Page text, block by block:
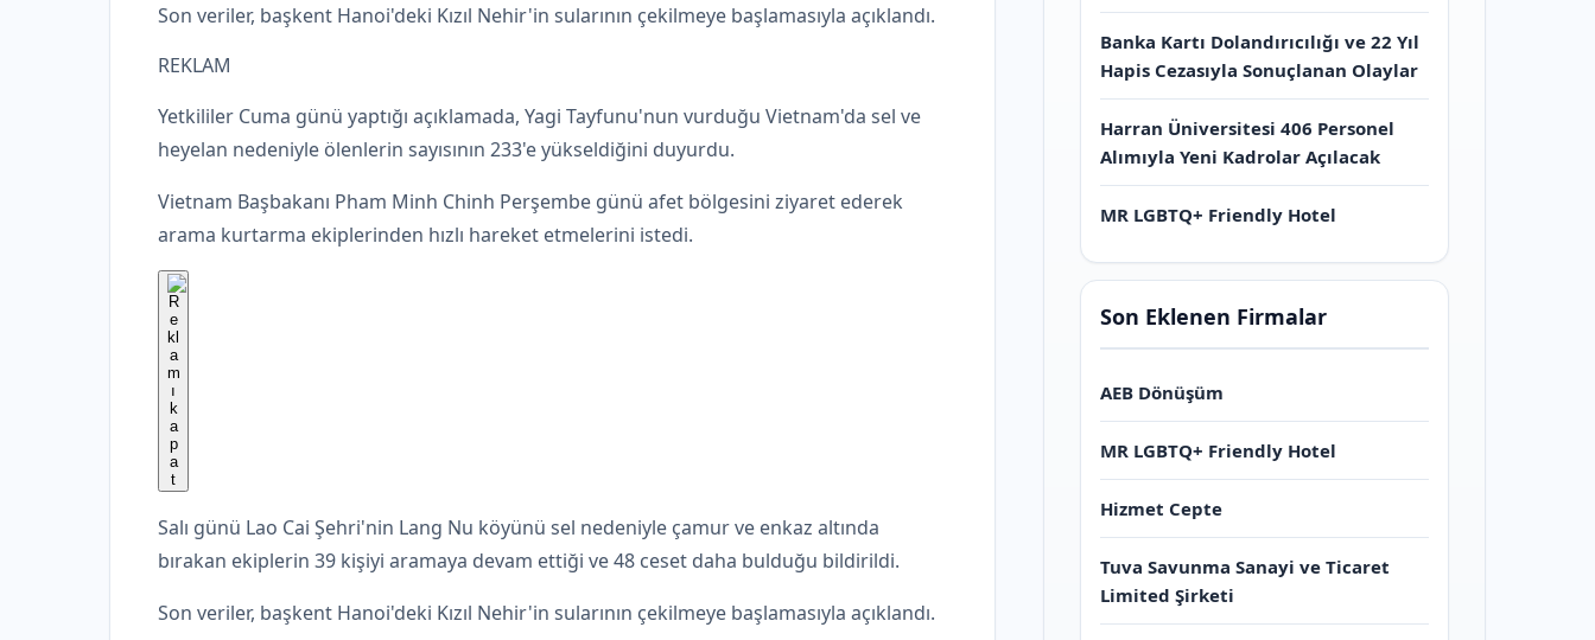
Son veriler, başkent Hanoi'deki Kızıl Nehir'in sularının çekilmeye başlamasıyla açıklandı.
REKLAM
Yetkililer Cuma günü yaptığı açıklamada, Yagi Tayfunu'nun vurduğu Vietnam'da sel ve
heyelan nedeniyle ölenlerin sayısının 233'e yükseldiğini duyurdu.
Vietnam Başbakanı Pham Minh Chinh Perşembe günü afet bölgesini ziyaret ederek
arama kurtarma ekiplerinden hızlı hareket etmelerini istedi.
Salı günü Lao Cai Şehri'nin Lang Nu köyünü sel nedeniyle çamur ve enkaz altında
bırakan ekiplerin 39 kişiyi aramaya devam ettiği ve 48 ceset daha bulduğu bildirildi.
Son veriler, başkent Hanoi'deki Kızıl Nehir'in sularının çekilmeye başlamasıyla açıklandı.
Banka Kartı Dolandırıcılığı ve 22 Yıl
Hapis Cezasıyla Sonuçlanan Olaylar
Harran Üniversitesi 406 Personel
Alımıyla Yeni Kadrolar Açılacak
MR LGBTQ+ Friendly Hotel
Son Eklenen Firmalar
AEB Dönüşüm
MR LGBTQ+ Friendly Hotel
Hizmet Cepte
Tuva Savunma Sanayi ve Ticaret
Limited Şirketi